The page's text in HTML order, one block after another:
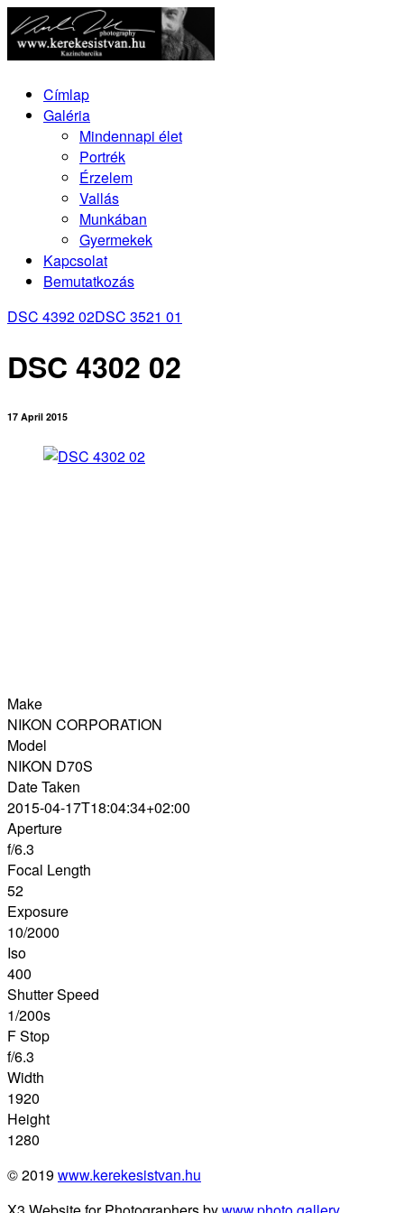
Címlap
Galéria
Mindennapi élet
Portrék
Érzelem
Vallás
Munkában
Gyermekek
Kapcsolat
Bemutatkozás
DSC 4392 02DSC 3521 01
DSC 4302 02
17 April 2015
Make
NIKON CORPORATION
Model
NIKON D70S
Date Taken
2015-04-17T18:04:34+02:00
Aperture
f/6.3
Focal Length
52
Exposure
10/2000
Iso
400
Shutter Speed
1/200s
F Stop
f/6.3
Width
1920
Height
1280
© 2019www.kerekesistvan.hu